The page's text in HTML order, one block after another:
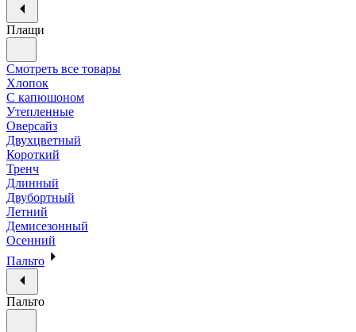
Плащи
Смотреть все товары
Хлопок
С капюшоном
Утепленные
Оверсайз
Двухцветный
Короткий
Тренч
Длинный
Двубортный
Летний
Демисезонный
Осенний
Пальто
Пальто